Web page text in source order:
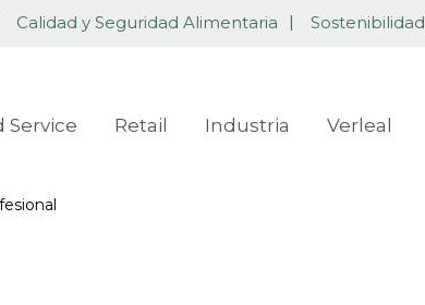
Calidad y Seguridad Alimentaria Sostenibilidad
Service Retail Industria Verleal